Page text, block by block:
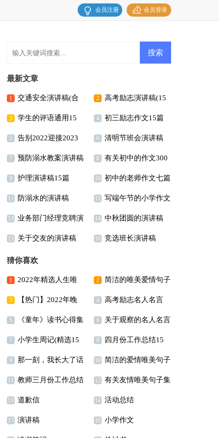
会员登录
会员注册
最新文章
1 交通安全演讲稿(合
集15篇)
2 高考励志演讲稿(15
篇)
3 学生的评语通用15
篇
4 初三励志作文15篇
5 告别2022迎接2023
演讲稿
6 清明节班会演讲稿
7 预防溺水教案演讲稿 8 有关初中的作文300
字合集九篇
9 护理演讲稿15篇 10 初中的老师作文七篇
11 防溺水的演讲稿 12 写端午节的小学作文
13 业务部门经理竞聘演
讲稿
14 中秋团圆的演讲稿
15 关于交友的演讲稿 16 竞选班长演讲稿
猜你喜欢
1 2022年精选人生唯
美的句子锦集89条
2 简洁的唯美爱情句子
合集78条
3 【热门】2022年晚
安朋友圈问候语集合41
句
4 高考励志名人名言
5 《童年》读书心得集
合15篇
6 关于观察的名人名言
6篇
7 小学生周记(精选15
篇)
8 四月份工作总结15
篇
9 那一刻，我长大了话
题作文11篇
10 简洁的爱情唯美句子
合集46条
11 教师三月份工作总结
14篇
12 有关友情唯美句子集
锦36句
13 道歉信 14 活动总结
15 演讲稿 16 小学作文